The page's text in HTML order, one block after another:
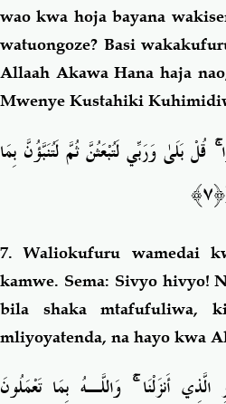
wao kwa hoja bayana
watuongoze? Basi
Allaah Akawa Hana haja
Mwenye Kustahiki
ۚ قُلْ بَلَىٰ وَرَبِّي لَتُبْعَثُنَّ ثُمَّ لَتُنَبَّؤُنَّ بِمَا
﴿٧﴾
7.Waliokufuru wamedai
kamwe. Sema: Sivyo hivyo!
bila shaka mtafufuliwa,
mliyoyatenda, na hayo kwa
أَنزَلْنَاۚ وَاللَّـهُ بِمَا تَعْمَلُونَ